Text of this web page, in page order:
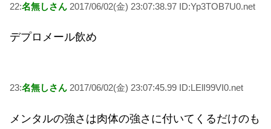
22:名無しさん 2017/06/02(金) 23:07:38.97 ID:Yp3TOB7U0.net
デプロメール飲め
23:名無しさん 2017/06/02(金) 23:07:45.99 ID:LElI99VI0.net
メンタルの強さは肉体の強さに付いてくるだけのも